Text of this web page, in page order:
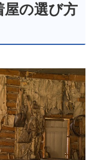
屋の選び方